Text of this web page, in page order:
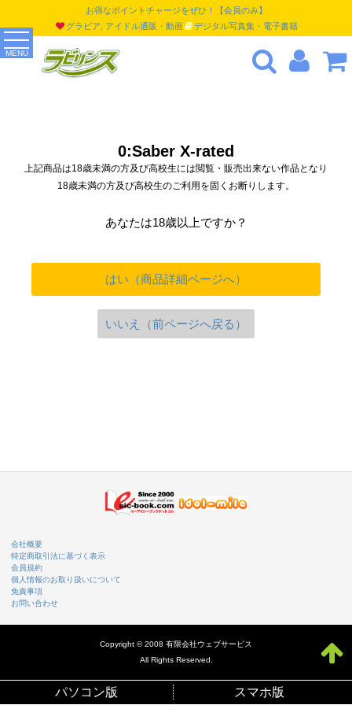
MENU
お得なポイントチャージをぜひ！【会員のみ】
グラビア, アイドル通販・動画
デジタル写真集・電子書籍
0:Saber X-rated
上記商品は18歳未満の方及び高校生には閲覧・販売出来ない作品となり
18歳未満の方及び高校生のご利用を固くお断りします。
あなたは18歳以上ですか？
はい（商品詳細ページへ）
いいえ（前ページへ戻る）
会社概要
特定商取引法に基づく表示
会員規約
個人情報のお取り扱いについて
免責事項
お問い合わせ
Copyright © 2008 有限会社ウェブサービス
All Rights Reserved.
パソコン版 スマホ版